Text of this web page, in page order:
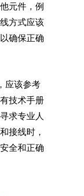
元件，例
方式应该
确保正确
应该参考
技术手册
求专业人
接线时，
全和正确